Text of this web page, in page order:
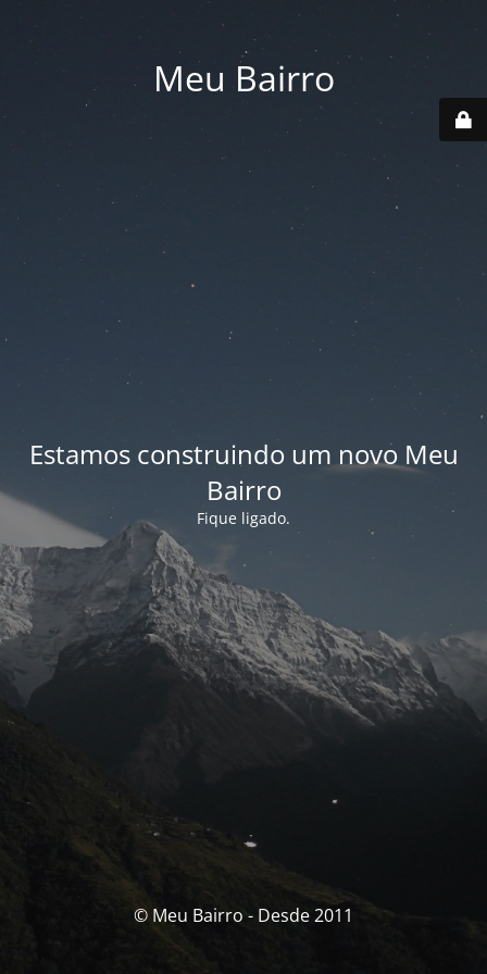
Meu Bairro
Estamos construindo um novo Meu
Bairro
Fique ligado.
© Meu Bairro - Desde 2011